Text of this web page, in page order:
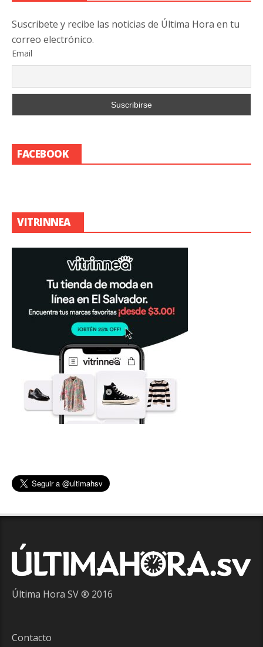
Suscribete y recibe las noticias de Última Hora en tu
correo electrónico.
Email
FACEBOOK
VITRINNEA
Última Hora SV ® 2016
Contacto